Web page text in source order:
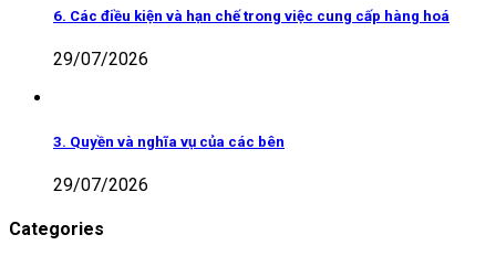
6. Các điều kiện và hạn chế trong việc cung cấp hàng hoá
29/07/2026
3. Quyền và nghĩa vụ của các bên
29/07/2026
Categories